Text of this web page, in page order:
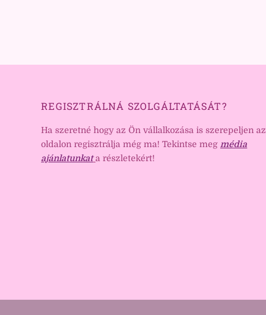
REGISZTRÁLNÁ SZOLGÁLTATÁSÁT?
Ha szeretné hogy az Ön vállalkozása is szerepeljen az
oldalon regisztrálja még ma! Tekintse megmédia
ajánlatunkat a részletekért!